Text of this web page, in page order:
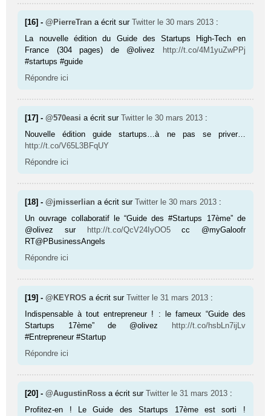
[16] -@PierreTran a écrit surTwitter le 30 mars 2013 :
La nou­velle édition du Guide des Star­tups High-Tech en
France (304 pages) de @olivez
http://t.co/4M1yuZwPPj
#startups #guide
Répondre ici
[17] -@570easi a écrit surTwitter le 30 mars 2013 :
Nouvelle édition guide startups…à ne pas se priver…
http://t.co/V65L3BFqUY
Répondre ici
[18] -@jmisserlian a écrit surTwitter le 30 mars 2013 :
Un ouvrage collaboratif le “Guide des #Startups 17ème” de
@olivez sur
http://t.co/QcV24IyOO5cc @myGaloofr
RT@PBusinessAngels
Répondre ici
[19] -@KEYROS a écrit surTwitter le 31 mars 2013 :
Indispensable à tout entrepreneur ! : le fameux “Guide des
Startups 17ème” de @olivez
http://t.co/hsbLn7ijLv
#Entrepreneur #Startup
Répondre ici
[20] -@AugustinRoss a écrit surTwitter le 31 mars 2013 :
Profitez-en ! Le Guide des Startups 17ème est sorti !